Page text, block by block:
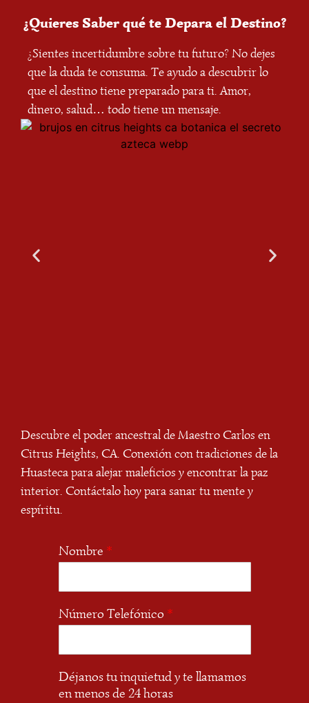
¿Quieres Saber qué te Depara el Destino?
¿Sientes incertidumbre sobre tu futuro? No dejes
que la duda te consuma. Te ayudo a descubrir lo
que el destino tiene preparado para ti. Amor,
dinero, salud… todo tiene un mensaje.
Descubre el poder ancestral de Maestro Carlos en
Citrus Heights, CA. Conexión con tradiciones de la
Huasteca para alejar maleficios y encontrar la paz
interior. Contáctalo hoy para sanar tu mente y
espíritu.
Nombre *
Número Telefónico *
Déjanos tu inquietud y te llamamos
en menos de 24 horas